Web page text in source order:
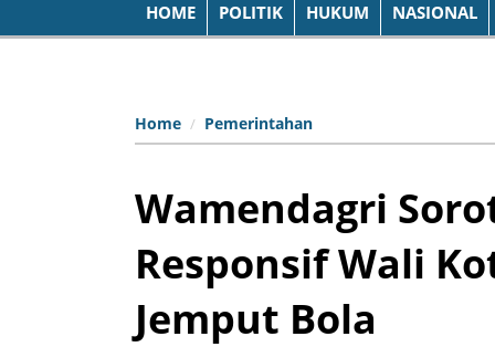
HOME POLITIK HUKUM NASIONAL
Home Pemerintahan
Wamendagri
Responsif Wali
Jemput Bola